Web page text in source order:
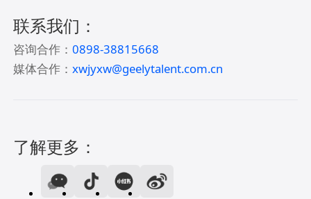
联系我们：
咨询合作：0898-38815668
媒体合作：xwjyxw@geelytalent.com.cn
了解更多：